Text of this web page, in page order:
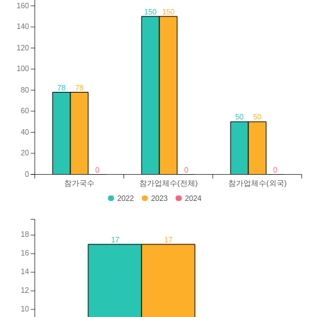
78
150
50
78
150
50
0 0 0
참가국수 참가업체수(전체) 참가업체수(외국)
0
20
40
60
80
100
120
140
160
2022 2023 2024
17 17
10
12
14
16
18